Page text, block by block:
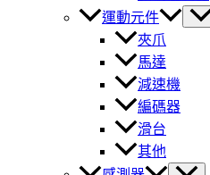
運動元件
夾爪
馬達
減速機
編碼器
滑台
其他